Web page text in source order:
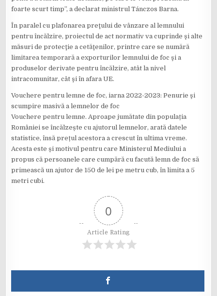
foarte scurt timp”, a declarat ministrul Tánczos Barna.
În paralel cu plafonarea preţului de vânzare al lemnului
pentru încălzire, proiectul de act normativ va cuprinde şi alte
măsuri de protecţie a cetăţenilor, printre care se numără
limitarea temporară a exporturilor lemnului de foc şi a
produselor derivate pentru încălzire, atât la nivel
intracomunitar, cât şi în afara UE.
Vouchere pentru lemne de foc, iarna 2022-2023: Penurie şi
scumpire masivă a lemnelor de foc
Vouchere pentru lemne. Aproape jumătate din populația
României se încălzește cu ajutorul lemnelor, arată datele
statistice, însă prețul acestora a crescut în ultima vreme.
Acesta este și motivul pentru care Ministerul Mediului a
propus că persoanele care cumpără cu facută lemn de foc să
primească un ajutor de 150 de lei pe metru cub, în limita a 5
metri cubi.
0
Article Rating